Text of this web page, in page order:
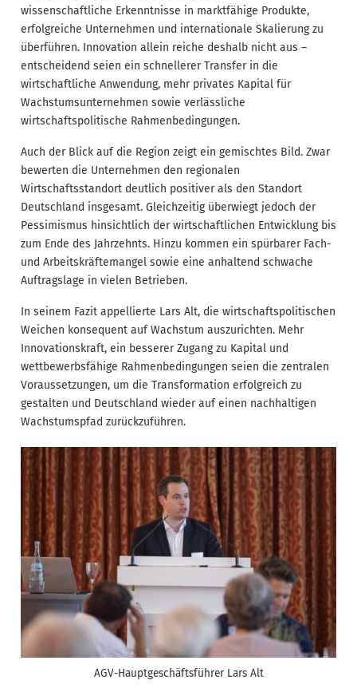
wissenschaftliche Erkenntnisse in marktfähige Produkte,
erfolgreiche Unternehmen und internationale Skalierung zu
überführen. Innovation allein reiche deshalb nicht aus –
entscheidend seien ein schnellerer Transfer in die
wirtschaftliche Anwendung, mehr privates Kapital für
Wachstumsunternehmen sowie verlässliche
wirtschaftspolitische Rahmenbedingungen.
Auch der Blick auf die Region zeigt ein gemischtes Bild. Zwar
bewerten die Unternehmen den regionalen
Wirtschaftsstandort deutlich positiver als den Standort
Deutschland insgesamt. Gleichzeitig überwiegt jedoch der
Pessimismus hinsichtlich der wirtschaftlichen Entwicklung bis
zum Ende des Jahrzehnts. Hinzu kommen ein spürbarer Fach-
und Arbeitskräftemangel sowie eine anhaltend schwache
Auftragslage in vielen Betrieben.
In seinem Fazit appellierte Lars Alt, die wirtschaftspolitischen
Weichen konsequent auf Wachstum auszurichten. Mehr
Innovationskraft, ein besserer Zugang zu Kapital und
wettbewerbsfähige Rahmenbedingungen seien die zentralen
Voraussetzungen, um die Transformation erfolgreich zu
gestalten und Deutschland wieder auf einen nachhaltigen
Wachstumspfad zurückzuführen.
AGV-Hauptgeschäftsführer Lars Alt